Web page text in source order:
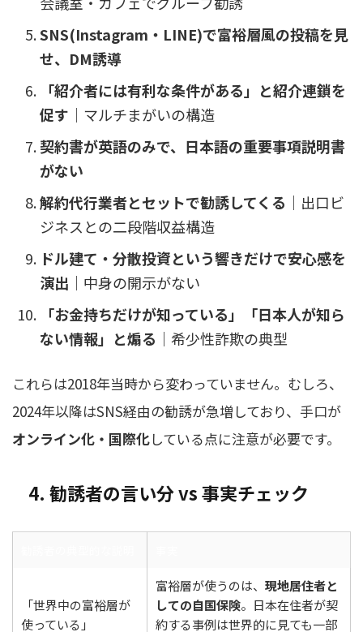
SNS(Instagram・LINE)で富裕層風の投稿を見
せ、DM誘導
「紹介者には有利な条件がある」と紹介連鎖を
促す ｜マルチまがいの構造
契約書が英語のみで、日本語の重要事項説明書
がない
解約代行業者とセットで勧誘してくる ｜出口ビ
ジネスとの二段階収益構造
ドル建て・分散投資という響きだけで安心感を
演出 ｜中身の開示がない
「お金持ちだけが知っている」「日本人が知ら
ない情報」と煽る ｜希少性詐欺の典型
これらは2018年当時から変わっていません。むしろ、
2024年以降はSNS経由の勧誘が急増しており、手口が
オンライン化・国際化している点に注意が必要です。
4. 勧誘者の言い分 vs 事実チェック
「世界中の富裕層が
使っている」
富裕層が使うのは、 現地居住者と
しての自国保険。日本在住者が契
約する事例は世界的に見ても一部